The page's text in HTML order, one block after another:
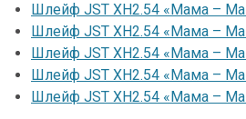
Шлейф JST XH2.54 «Мама –
Шлейф JST XH2.54 «Мама –
Шлейф JST XH2.54 «Мама –
Шлейф JST XH2.54 «Мама –
Шлейф JST XH2.54 «Мама –